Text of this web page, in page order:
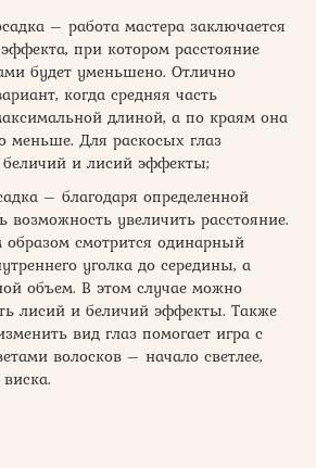
– работа мастера заключается
при котором расстояние
будет уменьшено. Отлично
когда средняя часть
длиной, а по краям она
меньше. Для раскосых глаз
и лисий эффекты;
– благодаря определенной
возможность увеличить расстояние.
смотрится одинарный
уголка до середины, а
объем. В этом случае можно
лисий и беличий эффекты. Также
вид глаз помогает игра с
волосков – начало светлее,